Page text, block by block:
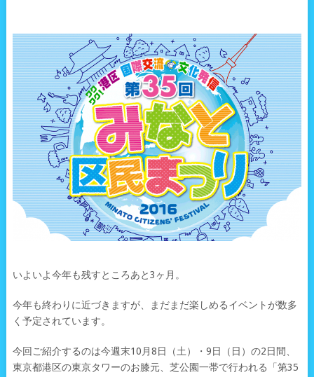
いよいよ今年も残すところあと3ヶ月。
今年も終わりに近づきますが、まだまだ楽しめるイベントが数多
く予定されています。
今回ご紹介するのは今週末10月8日（土）・9日（日）の2日間、
東京都港区の東京タワーのお膝元、芝公園一帯で行われる「第35